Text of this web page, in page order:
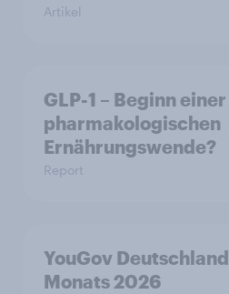
Artikel
GLP-1 – Beginn einer
pharmakologischen
Ernährungswende?
Report
YouGov
Monats 2026